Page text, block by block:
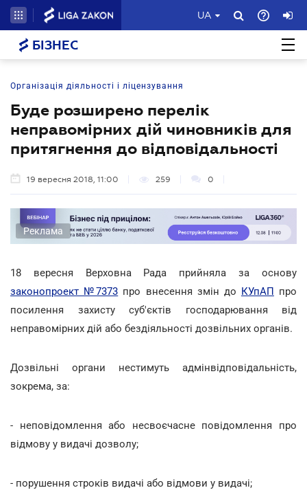
UA
БІЗНЕС
Організація діяльності і ліцензування
Буде розширено перелік
неправомірних дій чиновників для
притягнення до відповідальності
19 вересня 2018, 11:00 259 0
Реклама
18 вересня Верховна Рада прийняла за основу
законопроект №7373 про внесення змін до КУпАП про
посилення захисту суб'єктів господарювання від
неправомірних дій або бездіяльності дозвільних органів.
Дозвільні органи нестимуть адмінвідповідальність,
зокрема, за:
- неповідомлення або несвоєчасне повідомлення про
відмову у видачі дозволу;
- порушення строків видачі або відмови у видачі;